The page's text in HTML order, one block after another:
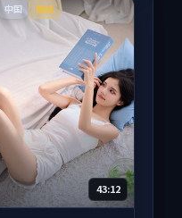
中国 院线
43:12